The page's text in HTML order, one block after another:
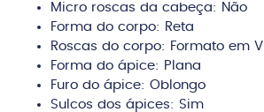
Micro roscas da cabeça: Não
Forma do corpo: Reta
Roscas do corpo: Formato em V
Forma do ápice: Plana
Furo do ápice: Oblongo
Sulcos dos ápices: Sim